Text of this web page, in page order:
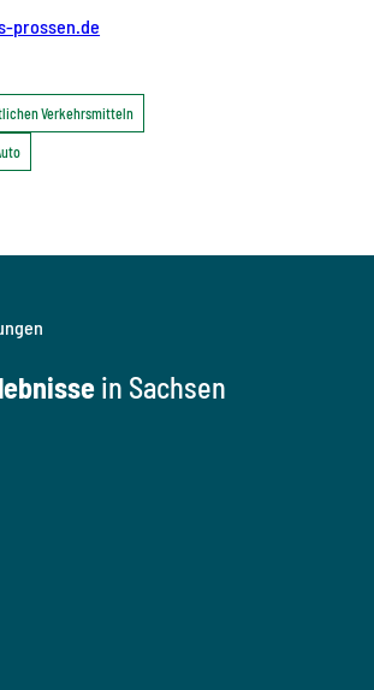
prossen.de
Verkehrsmitteln
in Sachsen